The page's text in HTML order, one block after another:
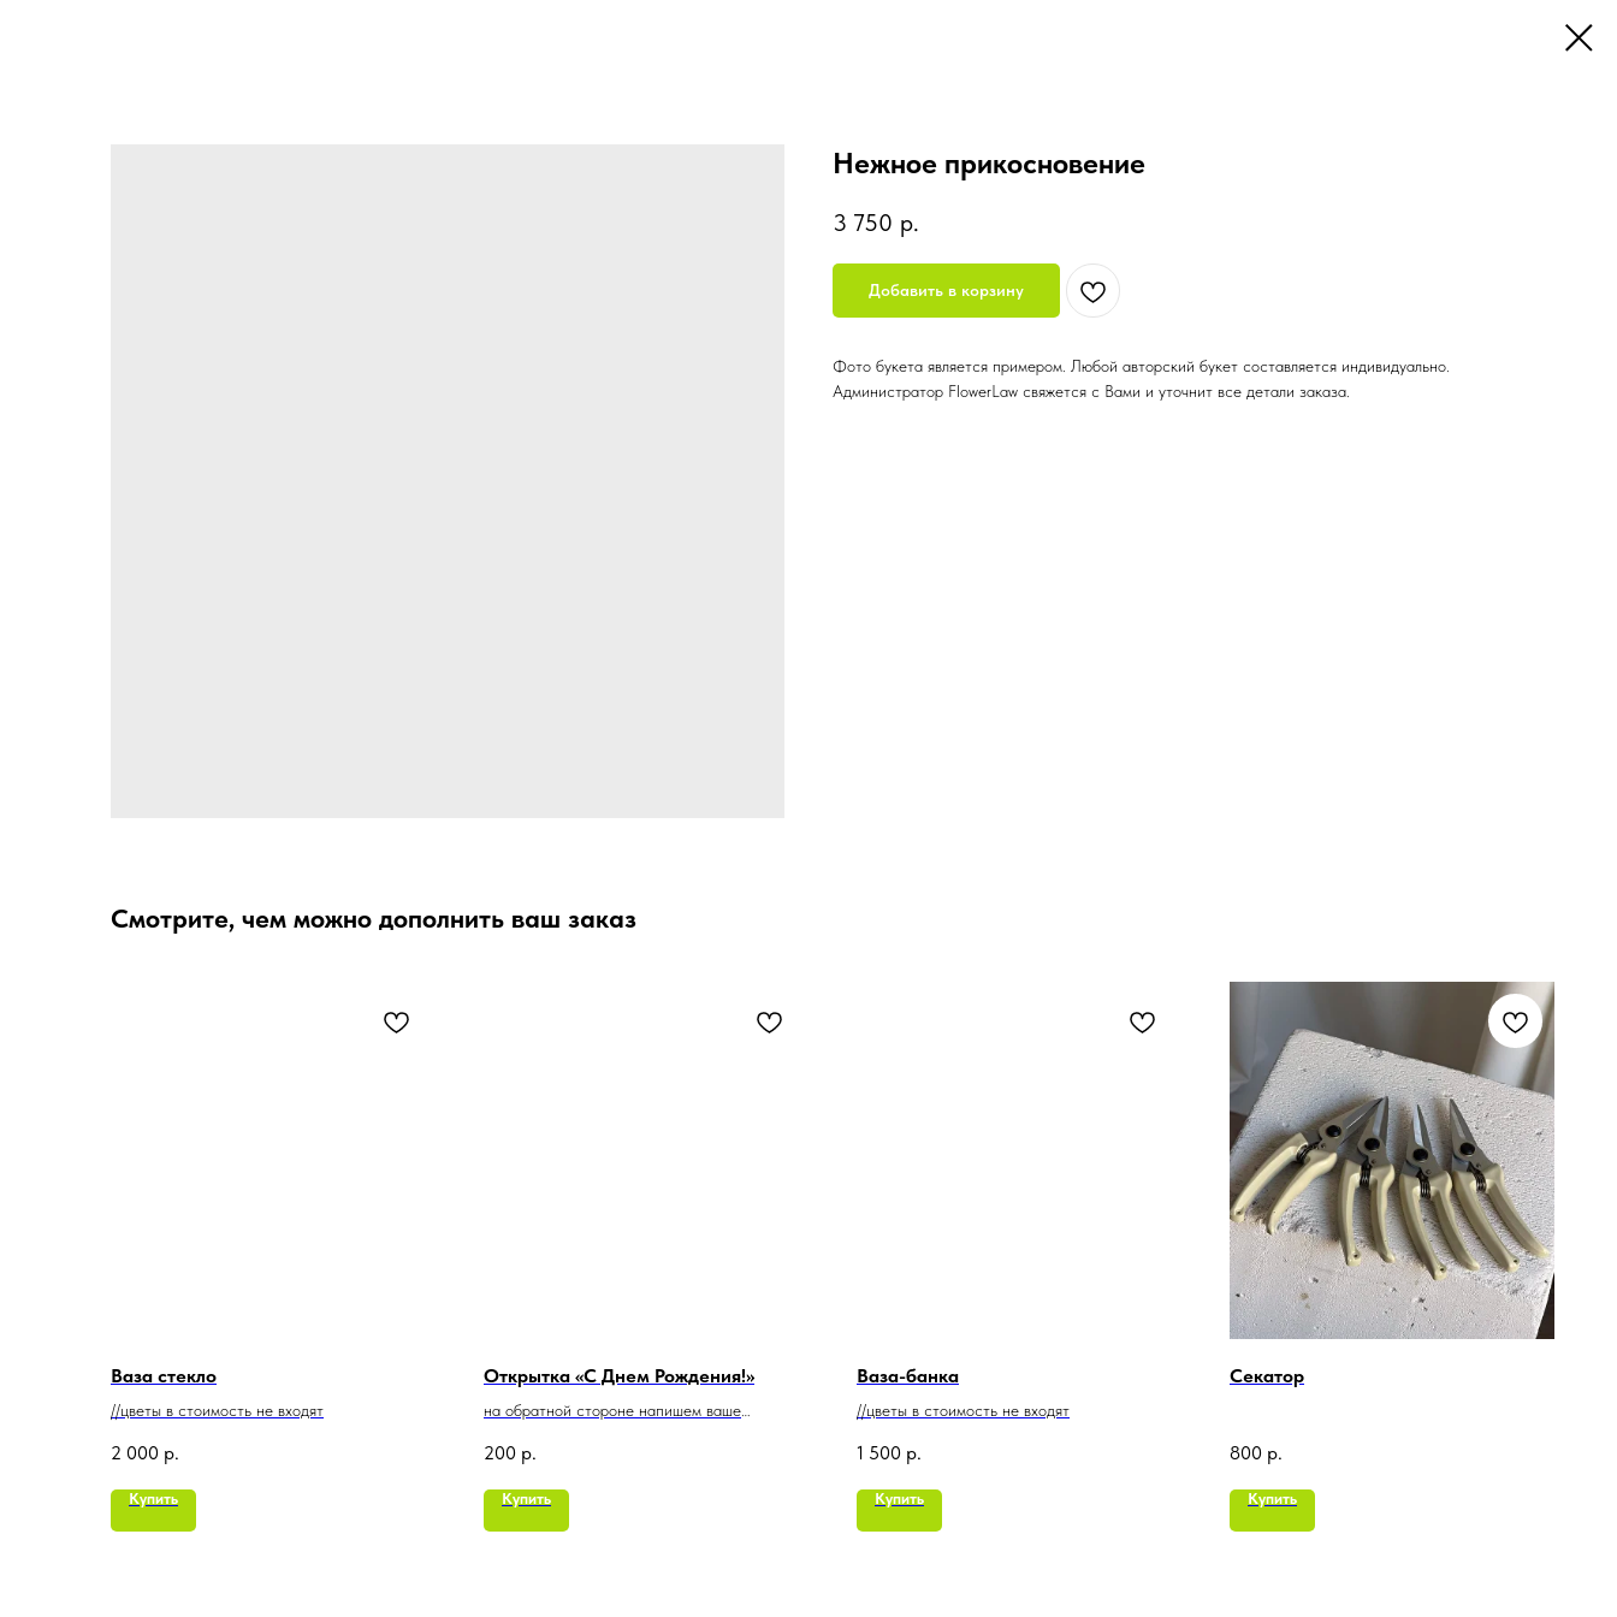
Нежное прикосновение
3 750 р.
Добавить в корзину
Фото букета является примером. Любой авторский букет составляется индивидуально.
Администратор FlowerLaw свяжется с Вами и уточнит все детали заказа.
Смотрите, чем можно дополнить ваш заказ
Ваза стекло
//цветы в стоимость не входят
2 000 р.
Купить
Открытка «С Днем Рождения!»
на обратной стороне напишем ваше
200 р.
Купить
Ваза-банка
//цветы в стоимость не входят
1 500 р.
Купить
Секатор
800 р.
Купить